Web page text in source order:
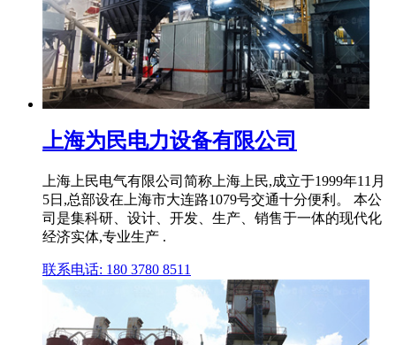
上海为民电力设备有限公司
上海上民电气有限公司简称上海上民,成立于1999年11月
5日,总部设在上海市大连路1079号交通十分便利。 本公
司是集科研、设计、开发、生产、销售于一体的现代化
经济实体,专业生产 .
联系电话: 180 3780 8511